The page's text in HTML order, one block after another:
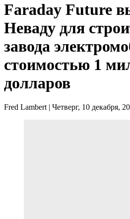
Faraday Future
Неваду для
завода
стоимостью 1
долларов
Fred Lambert| Четверг, 10 декабря,